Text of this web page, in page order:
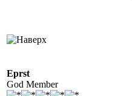
Eprst
God Member